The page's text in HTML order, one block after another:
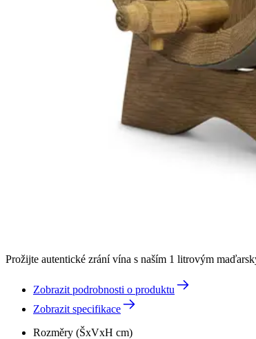
Prožijte autentické zrání vína s naším 1 litrovým
Zobrazit podrobnosti o produktu
Zobrazit specifikace
Rozměry (ŠxVxH cm)